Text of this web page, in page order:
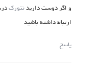
و اگر دوست داریدنتورک
ارتباط داشته باشید
پاسخ